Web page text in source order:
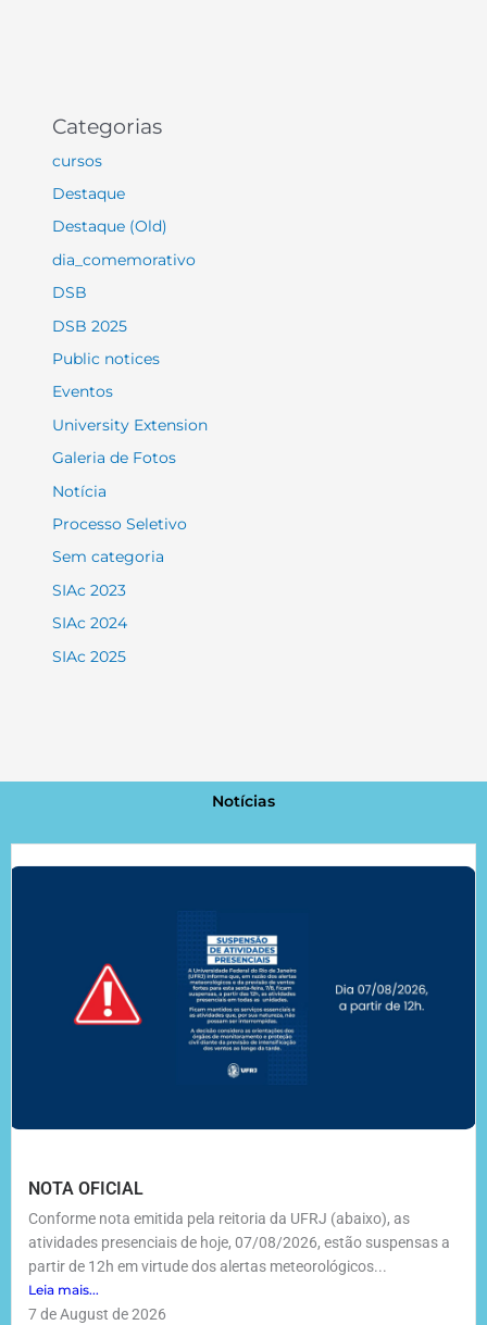
Categorias
cursos
Destaque
Destaque (Old)
dia_comemorativo
DSB
DSB 2025
Public notices
Eventos
University Extension
Galeria de Fotos
Notícia
Processo Seletivo
Sem categoria
SIAc 2023
SIAc 2024
SIAc 2025
Notícias
NOTA OFICIAL
Conforme nota emitida pela reitoria da UFRJ (abaixo), as
atividades presenciais de hoje, 07/08/2026, estão suspensas a
partir de 12h em virtude dos alertas meteorológicos...
Leia mais...
7 de August de 2026